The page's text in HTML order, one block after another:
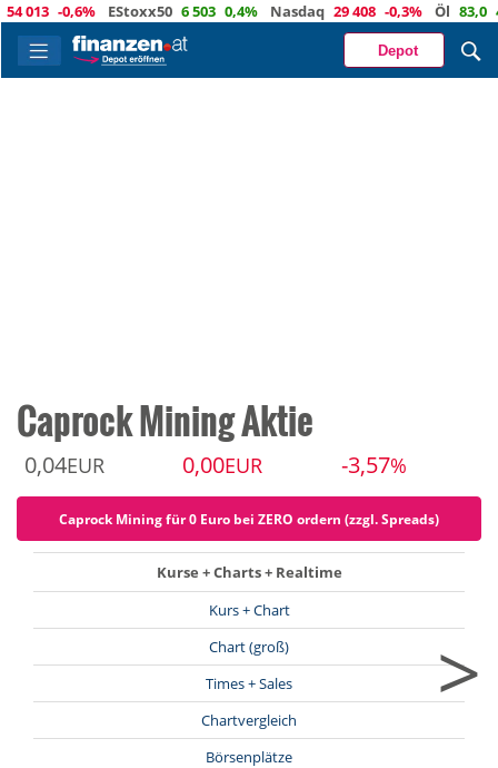
-0,6% EStoxx50 6 503 0,4% Nasdaq 29 408 -0,3% Öl 83,0 4,5%
Depot
Caprock Mining Aktie
0,04EUR 0,00EUR -3,57%
Caprock Mining für 0 Euro bei ZERO ordern (zzgl. Spreads)
Kurse + Charts + Realtime
Kurs + Chart
Chart (groß)
Times + Sales
Chartvergleich
Börsenplätze
>